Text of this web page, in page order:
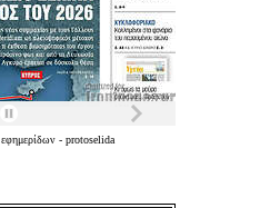
εφημερίδων - protoselida